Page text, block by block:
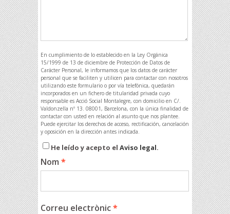
En cumplimiento de lo establecido en la Ley Orgánica
15/1999 de 13 de diciembre de Protección de Datos de
Carácter Personal, le informamos que los datos de carácter
personal que se faciliten y utilicen para contactar con nosotros
utilizando este formulario o por vía telefónica, quedarán
incorporados en un fichero de titularidad privada cuyo
responsable es Acció Social Montalegre, con domicilio en C/.
Valdonzella nº 13. 08001, Barcelona, con la única finalidad de
contactar con usted en relación al asunto que nos plantee.
Puede ejercitar los derechos de acceso, rectificación, cancelación
y oposición en la dirección antes indicada.
He leído y acepto el Aviso legal.
Nom *
Correu electrònic*